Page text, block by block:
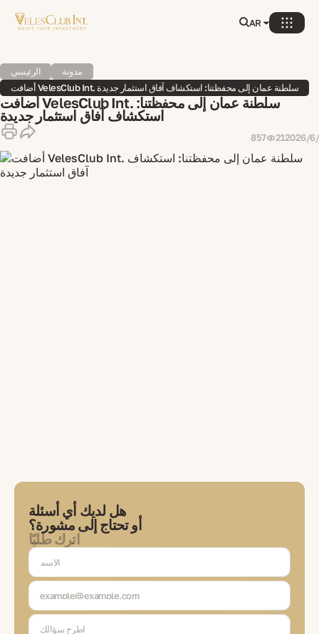
AR
الرئيسي
مدونة
أضافت VelesClub Int. سلطنة عمان إلى محفظتنا: استكشاف آفاق استثمار جديدة
أضافت VelesClub Int. سلطنة عمان إلى محفظتنا:
استكشاف آفاق استثمار جديدة
857 21‏/6‏/2026
هل لديك أي أسئلة
أو تحتاج إلى مشورة؟
اترك طلبًا
سيتواصل معك خبيرنا لمناقشة المهام، واختيار الحلول، والتواصل معك في كل